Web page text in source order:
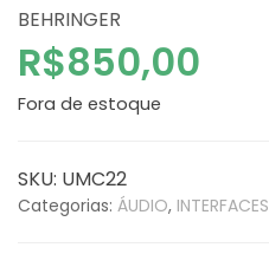
BEHRINGER
R$850,00
Fora de estoque
SKU: UMC22
Categorias: ÁUDIO, INTERFACES